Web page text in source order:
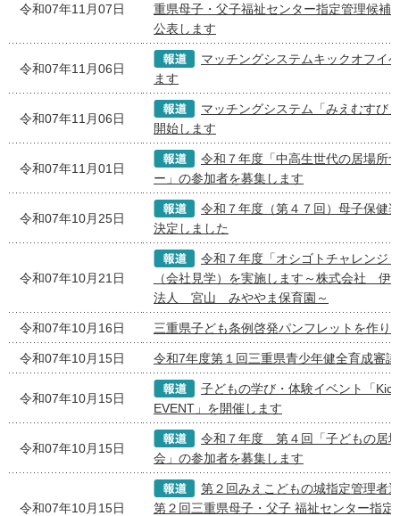
令和07年11月07日
重県母子・父子福祉センター指定管理候補
公表します
令和07年11月06日
マッチングシステムキックオフイ
ます
令和07年11月06日
マッチングシステム「みえむすび
開始します
令和07年11月01日
令和７年度「中高生世代の居場所
ー」の参加者を募集します
令和07年10月25日
令和７年度（第４７回）母子保健
決定しました
令和07年10月21日
令和７年度「オシゴトチャレンジ
（会社見学）を実施します～株式会社 伊
法人 宮山 みややま保育園～
令和07年10月16日 三重県子ども条例啓発パンフレットを作り
令和07年10月15日 令和7年度第１回三重県青少年健全育成審
令和07年10月15日
子どもの学び・体験イベント「
EVENT」を開催します
令和07年10月15日
令和７年度 第４回「子どもの居
会」の参加者を募集します
令和07年10月15日
第２回みえこどもの城指定管理者
第２回三重県母子・父子 福祉センター指定